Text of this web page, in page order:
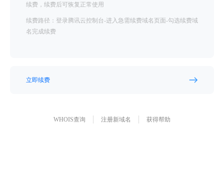
续费，续费后可恢复正常使用
续费路径：登录腾讯云控制台-进入急需续费域名页面-勾选续费域
名完成续费
立即续费
WHOIS查询 注册新域名 获得帮助